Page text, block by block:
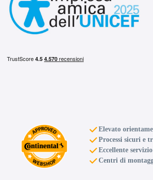
Elevato
Processi sicuri e
Eccellente
Centri di